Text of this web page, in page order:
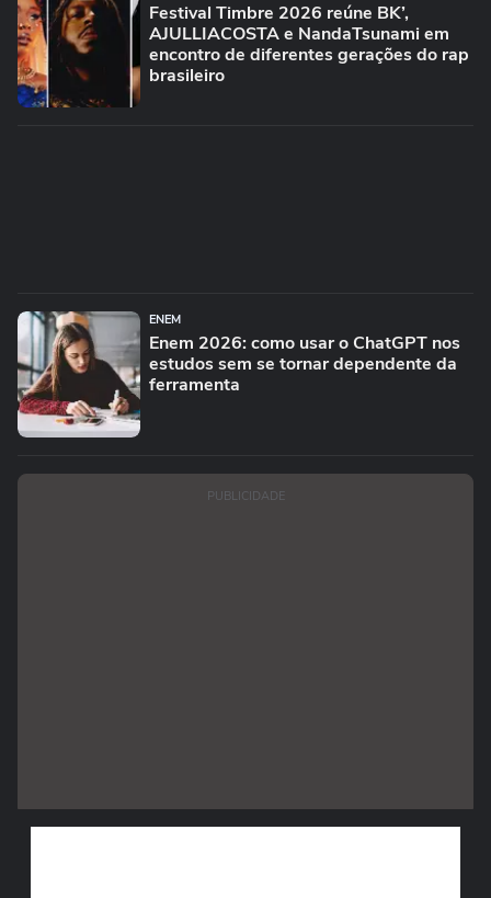
Festival Timbre 2026 reúne BK’,
AJULLIACOSTA e NandaTsunami em
encontro de diferentes gerações do rap
brasileiro
ENEM
Enem 2026: como usar o ChatGPT nos
estudos sem se tornar dependente da
ferramenta
PUBLICIDADE